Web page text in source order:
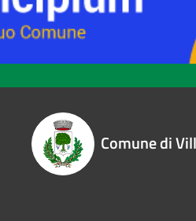
Comune di